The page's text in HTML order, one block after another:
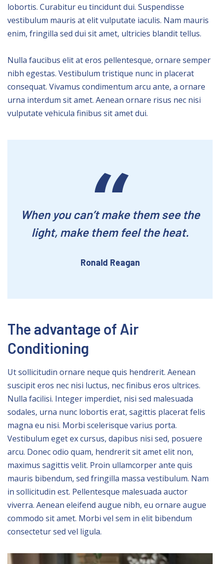
lobortis. Curabitur eu tincidunt dui. Suspendisse
vestibulum mauris at elit vulputate iaculis. Nam mauris
enim, fringilla sed dui sit amet, ultricies blandit tellus.
Nulla faucibus elit at eros pellentesque, ornare semper
nibh egestas. Vestibulum tristique nunc in placerat
consequat. Vivamus condimentum arcu ante, a ornare
urna interdum sit amet. Aenean ornare risus nec nisi
vulputate vehicula finibus sit amet dui.
When you can’t make them see the
light, make them feel the heat.
Ronald Reagan
The advantage of Air
Conditioning
Ut sollicitudin ornare neque quis hendrerit. Aenean
suscipit eros nec nisi luctus, nec finibus eros ultrices.
Nulla facilisi. Integer imperdiet, nisi sed malesuada
sodales, urna nunc lobortis erat, sagittis placerat felis
magna eu nisi. Morbi scelerisque varius porta.
Vestibulum eget ex cursus, dapibus nisi sed, posuere
arcu. Donec odio quam, hendrerit sit amet elit non,
maximus sagittis velit. Proin ullamcorper ante quis
mauris bibendum, sed fringilla massa vestibulum. Nam
in sollicitudin est. Pellentesque malesuada auctor
viverra. Aenean eleifend augue nibh, eu ornare augue
commodo sit amet. Morbi vel sem in elit bibendum
consectetur sed vel ligula.